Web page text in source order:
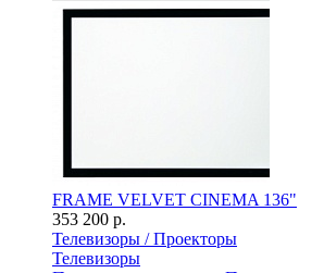
FRAME VELVET CINEMA 136"
353 200 р.
Телевизоры / Проекторы
Телевизоры